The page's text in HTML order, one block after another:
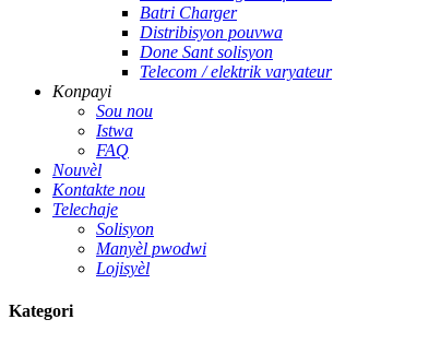
Batri Charger
Distribisyon pouvwa
Done Sant solisyon
Telecom / elektrik varyateur
Konpayi
Sou nou
Istwa
FAQ
Nouvèl
Kontakte nou
Telechaje
Solisyon
Manyèl pwodwi
Lojisyèl
Kategori